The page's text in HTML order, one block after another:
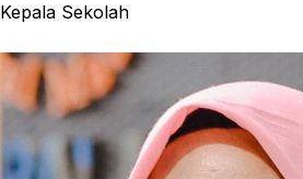
Kepala Sekolah